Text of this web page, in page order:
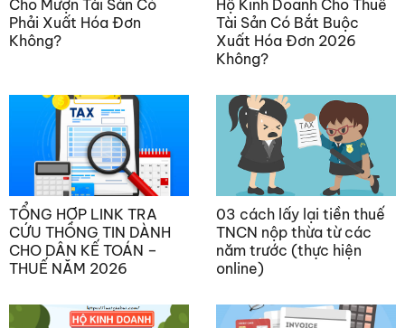
Cho Mượn Tài Sản Có
Phải Xuất Hóa Đơn
Không?
Hộ Kinh Doanh Cho Thuê
Tài Sản Có Bắt Buộc
Xuất Hóa Đơn 2026
Không?
TỔNG HỢP LINK TRA
CỨU THÔNG TIN DÀNH
CHO DÂN KẾ TOÁN –
THUẾ NĂM 2026
03 cách lấy lại tiền thuế
TNCN nộp thừa từ các
năm trước (thực hiện
online)